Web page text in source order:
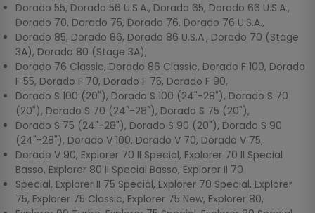
Dorado 55, Dorado 56 U.S.A., Dorado 65, Dorado 66 U.S.A.,
Dorado 70, Dorado 75, Dorado 76, Dorado 76 U.S.A.,
Dorado 85, Dorado 86, Dorado 86 U.S.A., Dorado 70 (Stage
3A), Dorado 80 (Stage 3A),
Dorado 76 Classic, Dorado 86 Classic, Dorado F 100, Dorado
F 55, Dorado F 70, Dorado F 75, Dorado F 90,
Dorado S 100 (20"), Dorado S 100 (24"-28"), Dorado S 70
(20"), Dorado S 70 (24"-28"), Dorado S 75 (20"),
Dorado S 75 (24"-28"), Dorado S 90 (20"), Dorado S 90
(24"-28"), Dorado V 100, Dorado V 70, Dorado V 75,
Dorado V 90, Explorer 70 II Special, Explorer 70 II Special
Basso, Explorer 80 II Special Basso, Explorer II 70
Special, Explorer II 75 Special, Explorer 70 Special, Explorer
75, Explorer 75 Classic, Explorer 75 New, Explorer 80,